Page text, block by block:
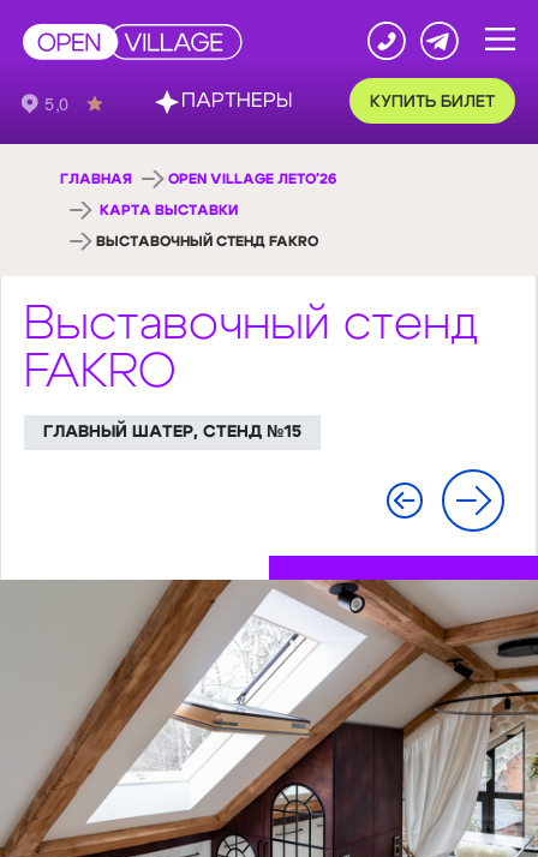
КУПИТЬ БИЛЕТ
ГЛАВНАЯ OPEN VILLAGE ЛЕТО'26
КАРТА ВЫСТАВКИ
ВЫСТАВОЧНЫЙ СТЕНД FAKRO
Выставочный стенд
FAKRO
ГЛАВНЫЙ ШАТЕР, СТЕНД №15